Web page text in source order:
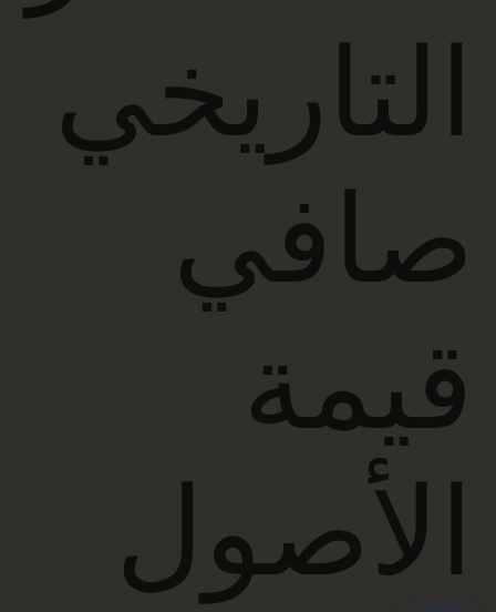
التاريخي
صافي
قيمة
الأصول